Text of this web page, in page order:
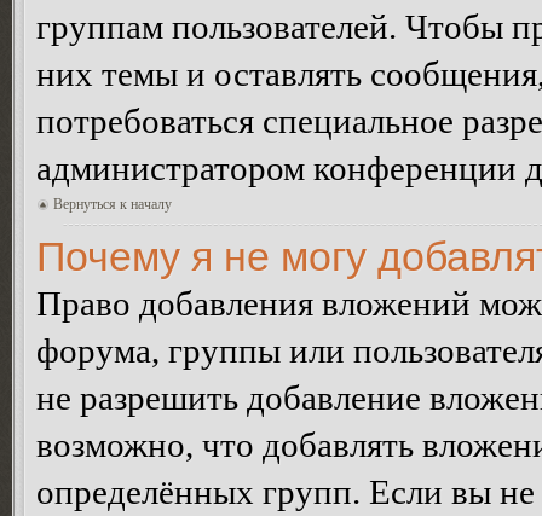
группам пользователей. Чтобы
них темы и оставлять
потребоваться специальное
администратором конференции
Вернуться к началу
Почему я не могу
Право добавления вложений
форума, группы или
не разрешить добавление
возможно, что добавлять
определённых групп. Если вы не